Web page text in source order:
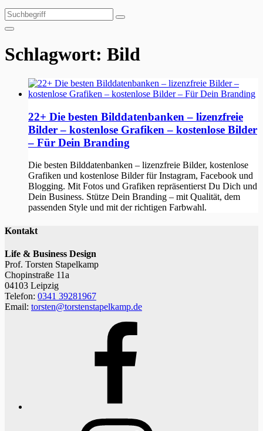
Suchen
nach:
Suchen
Schlagwort: Bild
22+ Die besten Bilddatenbanken – lizenzfreie
Bilder – kostenlose Grafiken – kostenlose Bilder
– Für Dein Branding
Die besten Bilddatenbanken – lizenzfreie Bilder, kostenlose
Grafiken und kostenlose Bilder für Instagram, Facebook und
Blogging. Mit Fotos und Grafiken repräsentierst Du Dich und
Dein Business. Stütze Dein Branding – mit Qualität, dem
passenden Style und mit der richtigen Farbwahl.
Kontakt
Life & Business Design
Prof. Torsten Stapelkamp
Chopinstraße 11a
04103 Leipzig
Telefon: 0341 39281967
Email: torsten@torstenstapelkamp.de